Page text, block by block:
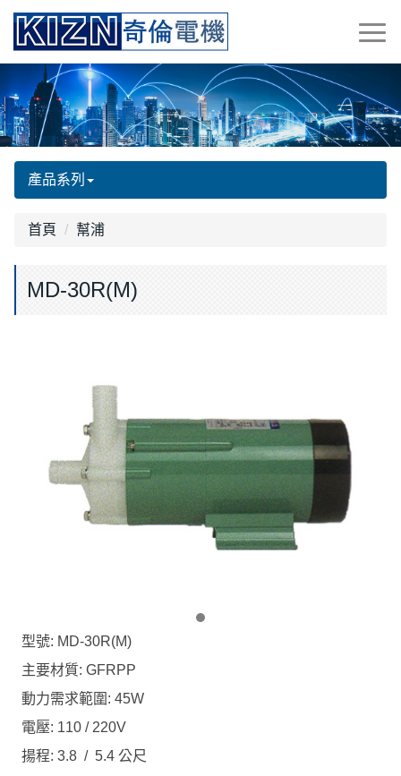
產品系列
首頁 幫浦
MD-30R(M)
型號: MD-30R(M)
主要材質: GFRPP
動力需求範圍: 45W
電壓: 110 / 220V
揚程: 3.8 / 5.4 公尺